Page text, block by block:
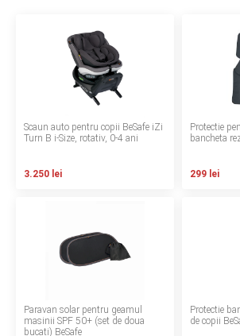
CARUCIOARE COPII
SCAUNE AUTO
SCOICI AUTO
JUCARII
Scaun auto pentru copii BeSafe iZi
Turn B i-Size, rotativ, 0-4 ani
3.250 lei
Protectie
bancheta
299 lei
Paravan solar pentru geamul
masinii SPF 50+ (set de doua
bucati) BeSafe
Protectie
de copii